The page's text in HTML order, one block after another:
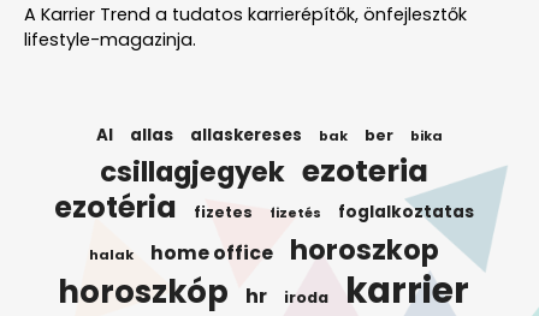
A Karrier Trend a tudatos karrierépítők, önfejlesztők
lifestyle-magazinja.
AI allas allaskereses bak ber bika
csillagjegyek ezoteria
ezotéria fizetes fizetés foglalkoztatas
halak home office horoszkop
horoszkóp hr iroda karrier